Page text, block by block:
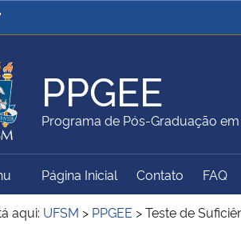
Ministério da Justiça e
da Agricultura,
e Abastecimento
Ministério da Educação
do Meio Ambiente Ministério do Turismo
PPGEE
Programa de Pós-Graduação
Menu Principal do Sítio
Página Inicial Contato FAQ
aqui: UFSM > PPGEE >Teste de